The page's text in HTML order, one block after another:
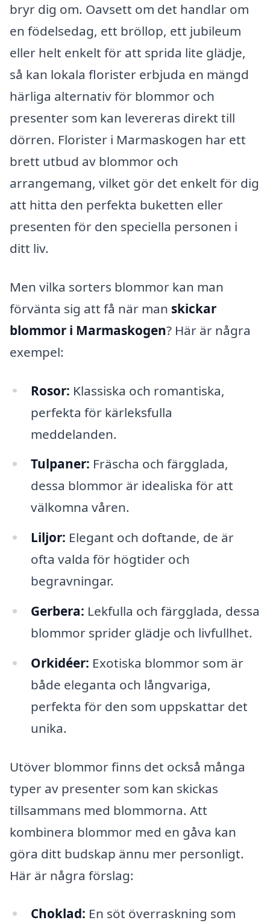
bryr dig om. Oavsett om det handlar om
en födelsedag, ett bröllop, ett jubileum
eller helt enkelt för att sprida lite glädje,
så kan lokala florister erbjuda en mängd
härliga alternativ för blommor och
presenter som kan levereras direkt till
dörren. Florister i Marmaskogen har ett
brett utbud av blommor och
arrangemang, vilket gör det enkelt för dig
att hitta den perfekta buketten eller
presenten för den speciella personen i
ditt liv.
Men vilka sorters blommor kan man
förvänta sig att få när man skickar
blommor i Marmaskogen? Här är några
exempel:
Rosor: Klassiska och romantiska,
perfekta för kärleksfulla
meddelanden.
Tulpaner: Fräscha och färgglada,
dessa blommor är idealiska för att
välkomna våren.
Liljor: Elegant och doftande, de är
ofta valda för högtider och
begravningar.
Gerbera: Lekfulla och färgglada, dessa
blommor sprider glädje och livfullhet.
Orkidéer: Exotiska blommor som är
både eleganta och långvariga,
perfekta för den som uppskattar det
unika.
Utöver blommor finns det också många
typer av presenter som kan skickas
tillsammans med blommorna. Att
kombinera blommor med en gåva kan
göra ditt budskap ännu mer personligt.
Här är några förslag:
Choklad: En söt överraskning som